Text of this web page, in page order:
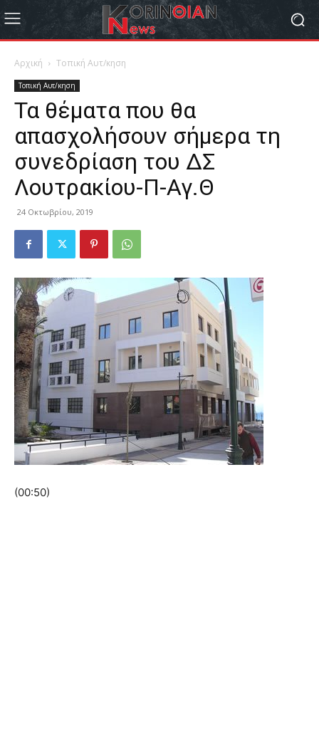
Αρχική Τοπική Αυτ/κηση
Τοπική Αυτ/κηση
Τα θέματα που θα
απασχολήσουν σήμερα τη
συνεδρίαση του ΔΣ
Λουτρακίου-Π-Αγ.Θ
24 Οκτωβρίου, 2019
(00:50)